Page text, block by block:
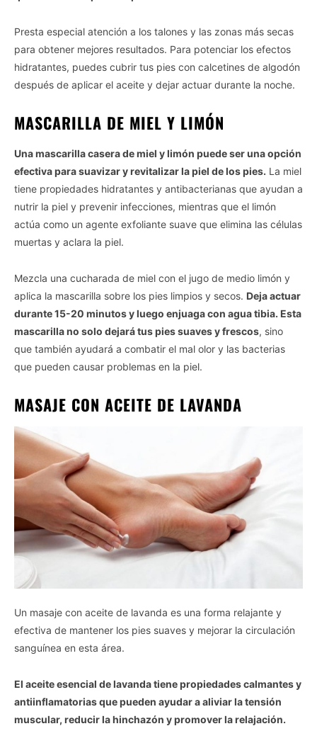
Presta especial atención a los talones y las zonas más secas
para obtener mejores resultados. Para potenciar los efectos
hidratantes, puedes cubrir tus pies con calcetines de algodón
después de aplicar el aceite y dejar actuar durante la noche.
MASCARILLA DE MIEL Y LIMÓN
Una mascarilla casera de miel y limón puede ser una opción
efectiva para suavizar y revitalizar la piel de los pies. La miel
tiene propiedades hidratantes y antibacterianas que ayudan a
nutrir la piel y prevenir infecciones, mientras que el limón
actúa como un agente exfoliante suave que elimina las células
muertas y aclara la piel.
Mezcla una cucharada de miel con el jugo de medio limón y
aplica la mascarilla sobre los pies limpios y secos. Deja actuar
durante 15-20 minutos y luego enjuaga con agua tibia. Esta
mascarilla no solo dejará tus pies suaves y frescos, sino
que también ayudará a combatir el mal olor y las bacterias
que pueden causar problemas en la piel.
MASAJE CON ACEITE DE LAVANDA
Un masaje con aceite de lavanda es una forma relajante y
efectiva de mantener los pies suaves y mejorar la circulación
sanguínea en esta área.
El aceite esencial de lavanda tiene propiedades calmantes y
antiinflamatorias que pueden ayudar a aliviar la tensión
muscular, reducir la hinchazón y promover la relajación.